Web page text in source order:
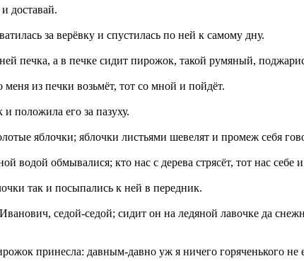
доставай.
за верёвку и спустилась по ней к самому дну.
печка, а в печке сидит пирожок, такой румяный,
из печки возьмёт, тот со мной и пойдёт.
положила его за пазуху.
яблочки; яблочки листьями шевелят и промеж себя
обмывалися; кто нас с дерева стрясёт, тот нас себе и
так и посыпались к ней в передник.
седой-седой; сидит он на ледяной лавочке да
принесла: давным-давно уж я ничего горяченького не